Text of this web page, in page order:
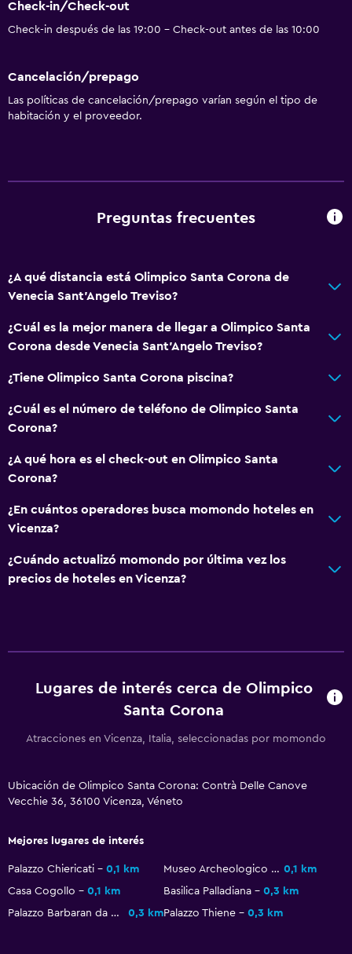
Check-in/Check-out
Check-in después de las 19:00 - Check-out antes de las 10:00
Cancelación/prepago
Las políticas de cancelación/prepago varían según el tipo de
habitación y el proveedor.
Preguntas frecuentes
¿A qué distancia está Olimpico Santa Corona de
Venecia Sant'Angelo Treviso?
¿Cuál es la mejor manera de llegar a Olimpico Santa
Corona desde Venecia Sant'Angelo Treviso?
¿Tiene Olimpico Santa Corona piscina?
¿Cuál es el número de teléfono de Olimpico Santa
Corona?
¿A qué hora es el check-out en Olimpico Santa
Corona?
¿En cuántos operadores busca momondo hoteles en
Vicenza?
¿Cuándo actualizó momondo por última vez los
precios de hoteles en Vicenza?
Lugares de interés cerca de Olimpico
Santa Corona
Atracciones en Vicenza, Italia, seleccionadas por momondo
Ubicación de Olimpico Santa Corona: Contrà Delle Canove
Vecchie 36, 36100 Vicenza, Véneto
Mejores lugares de interés
Palazzo Chiericati 0,1 km Museo Archeologico Naturalistico 0,1 km
Casa Cogollo
0,1 km Basilica Palladiana
0,3 km
Palazzo Barbaran da Porto
0,3 kmPalazzo Thiene 0,3 km